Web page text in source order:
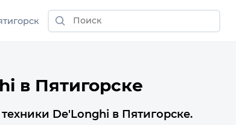
в Пятигорске
De'Longhi в Пятигорске.